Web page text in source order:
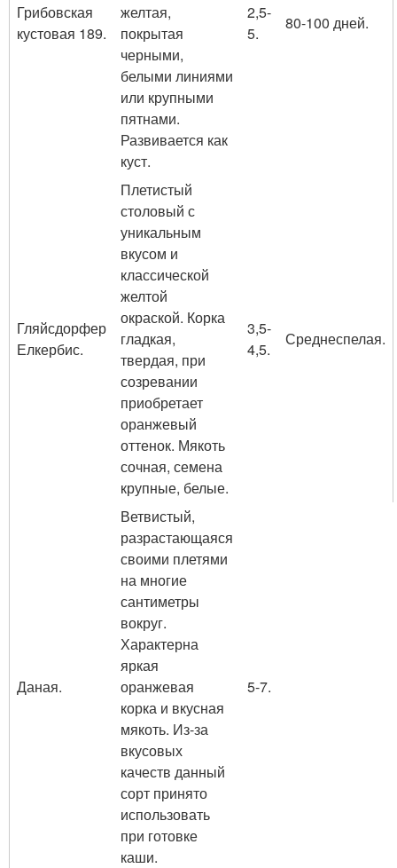
Грибовская
кустовая 189.
желтая,
покрытая
черными,
белыми линиями
или крупными
пятнами.
Развивается как
куст.
2,5-
5.
80-100 дней.
Гляйсдорфер
Елкербис.
Плетистый
столовый с
уникальным
вкусом и
классической
желтой
окраской. Корка
гладкая,
твердая, при
созревании
приобретает
оранжевый
оттенок. Мякоть
сочная, семена
крупные, белые.
3,5-
4,5.
Среднеспелая.
Даная.
Ветвистый,
разрастающаяся
своими плетями
на многие
сантиметры
вокруг.
Характерна
яркая
оранжевая
корка и вкусная
мякоть. Из-за
вкусовых
качеств данный
сорт принято
использовать
при готовке
каши.
5-7.